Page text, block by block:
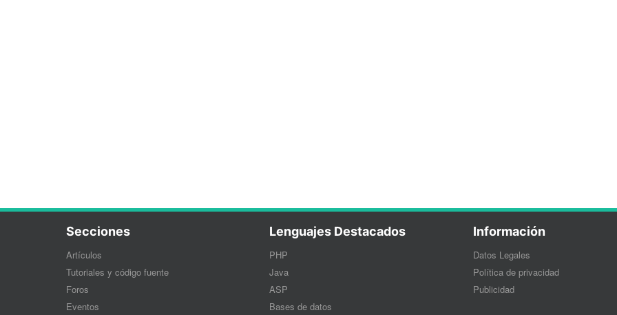
Secciones
Artículos
Tutoriales y código fuente
Foros
Eventos
Lenguajes Destacados
PHP
Java
ASP
Bases de datos
Información
Datos Legales
Política de privacidad
Publicidad